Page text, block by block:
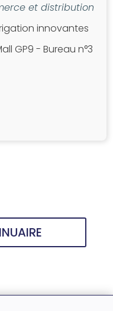
et distribution
innovantes
GP9 - Bureau n°3